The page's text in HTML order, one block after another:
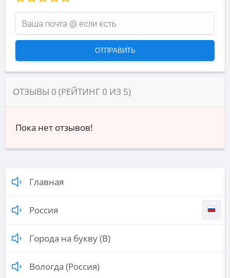
ОТЗЫВЫ 0 (РЕЙТИНГ 0 ИЗ 5)
Пока нет отзывов!
Главная
Россия
Города на букву (В)
Вологда (Россия)